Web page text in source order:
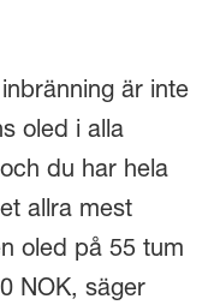
är inte
oled i alla
du har hela
allra mest
oled på 55 tum
NOK, säger